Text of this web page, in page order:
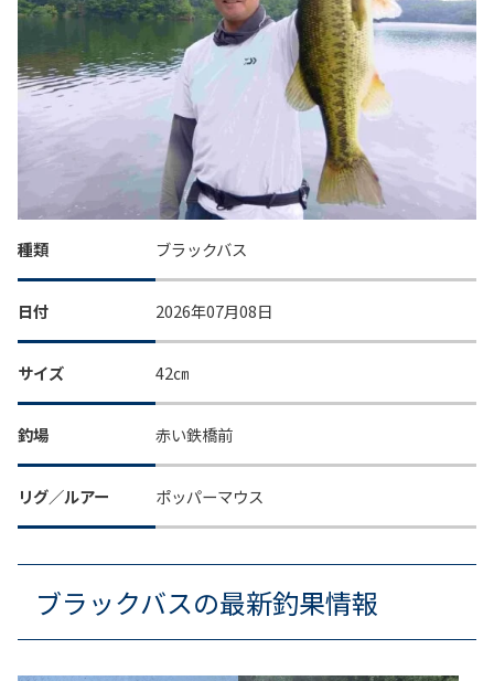
種類 ブラックバス
日付 2026年07月08日
サイズ 42㎝
釣場 赤い鉄橋前
リグ／ルアー ポッパーマウス
ブラックバスの最新釣果情報